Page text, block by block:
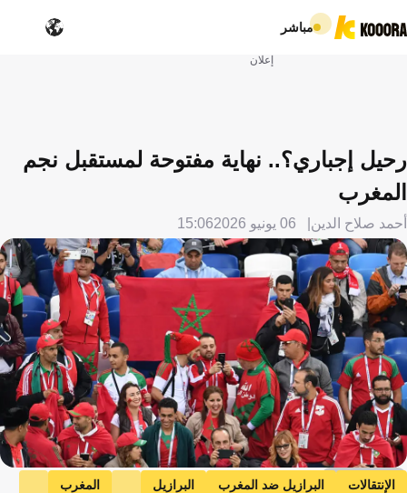
مباشر
إعلان
رحيل إجباري؟.. نهاية مفتوحة لمستقبل نجم
المغرب
أحمد صلاح الدين 06 يونيو 2026 15:06
Getty Images
الإنتقالات البرازيل ضد المغرب البرازيل
المغرب